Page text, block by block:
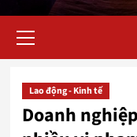
Menu
Lao động - Kinh tế
Doanh